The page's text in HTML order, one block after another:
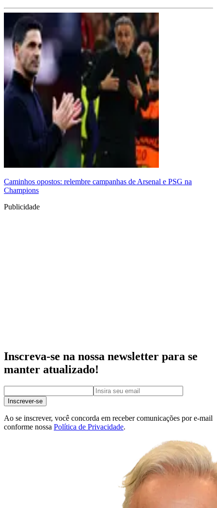
Caminhos opostos: relembre campanhas de Arsenal e PSG na
Champions
Publicidade
Inscreva-se na nossa newsletter para se
manter atualizado!
Inscrever-se
Ao se inscrever, você concorda em receber comunicações por e-mail
conforme nossa Política de Privacidade.